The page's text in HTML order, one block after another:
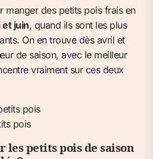
manger des petits pois frais en
et juin, quand ils sont les plus
On en trouve dès avril et
de saison, avec le meilleur
vraiment sur ces deux
pois
petits pois de saison